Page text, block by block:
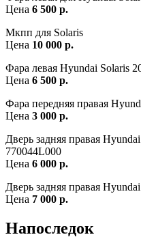
Цена 6 500 р.
Мкпп для Solaris
Цена 10 000 р.
Фара левая Hyundai Solaris
Цена 6 500 р.
Фара передняя правая
Цена 3 000 р.
Дверь задняя правая
770044L000
Цена 6 000 р.
Дверь задняя правая
Цена 7 000 р.
Напоследок